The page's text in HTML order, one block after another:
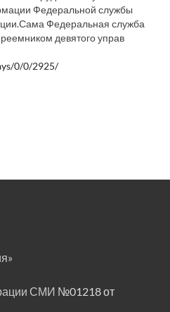
Федеральной службы
Федеральная служба
девятого управ
0/0/2925/
СМИ №01218 от